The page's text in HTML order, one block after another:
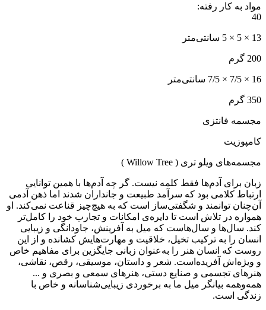
مواد به کار رفته:
40
13 × 5 × 5 سانتی‌متر
200 گرم
16 × 7/5 × 7/5 سانتی‌متر
350 گرم
مجسمه فانتزی
کامپوزیت
مجسمه‌های ویلو تری ( Willow Tree )
زبان برای آدم‌ها فقط کلمه نیست. گر چه آدم‌ها با همین توانایی
ارتباط کلامی بود که سرآمد طبیعت و جانداران شدند اما ذهن آدمی
آن‌چنان توانمند و شگفتی‌ساز است که به هیچ‌چیز قناعت نمی‌کند. او
همواره در تلاش است تا دایره‌ی امکانات و تجارب خود را کامل‌تر
کند. سال‌ها و سال‌هاست که میل به آفرینش، جاودانگی و زیبایی
انسان را به ترکیب تخیل، خلاقیت و مهارت‌هایش کشانده و از این
روست که انسان هنر را به‌عنوان زبانی جایگزین برای مفاهیم خاص
و ویژ‌ه‌اش آفریده‌است. شعر و داستان، موسیقی، رقص، نقاشی،
هنرهای تجسمی و صنایع دستی، هنرهای سمعی و بصری و ...
همه‌وهمه بیانگر میل ما به برخوردی زیبایی‌شناسانه و خاص با
زندگی است.